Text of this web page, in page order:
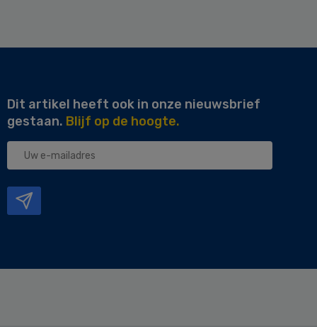
Dit artikel heeft ook in onze nieuwsbrief
gestaan. Blijf op de hoogte.
Uw